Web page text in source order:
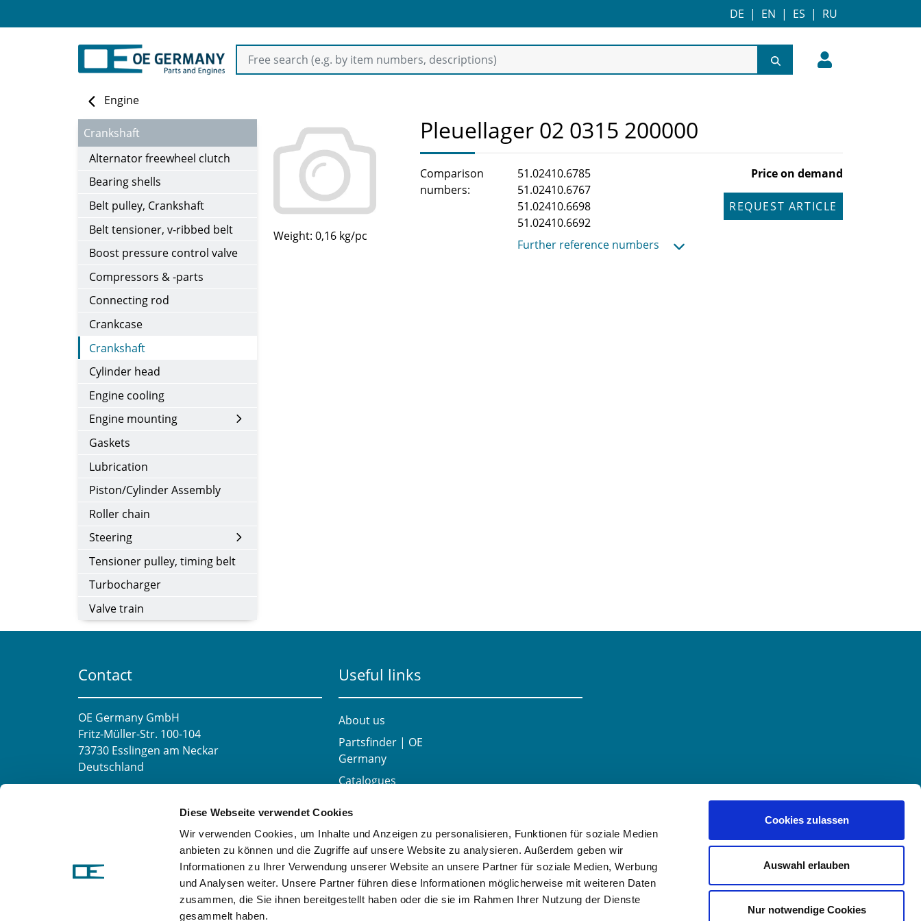
Diese Webseite verwendet Cookies
Wir verwenden Cookies, um Inhalte und Anzeigen zu personalisieren, Funktionen für soziale Medien
anbieten zu können und die Zugriffe auf unsere Website zu analysieren. Außerdem geben wir
Informationen zu Ihrer Verwendung unserer Website an unsere Partner für soziale Medien, Werbung
und Analysen weiter. Unsere Partner führen diese Informationen möglicherweise mit weiteren Daten
zusammen, die Sie ihnen bereitgestellt haben oder die sie im Rahmen Ihrer Nutzung der Dienste
gesammelt haben.
Cookies zulassen
Auswahl erlauben
Nur notwendige Cookies
DE | EN | ES | RU
Engine
Crankshaft
Alternator freewheel clutch
Bearing shells
Belt pulley, Crankshaft
Belt tensioner, v-ribbed belt
Boost pressure control valve
Compressors & -parts
Connecting rod
Crankcase
Crankshaft
Cylinder head
Engine cooling
Engine mounting
Gaskets
Lubrication
Piston/Cylinder Assembly
Roller chain
Steering
Tensioner pulley, timing belt
Turbocharger
Valve train
Weight: 0,16 kg/pc
Pleuellager 02 0315 200000
Price on demand
REQUEST ARTICLE
Comparison
numbers:
51.02410.6785
51.02410.6767
51.02410.6698
51.02410.6692
Further reference numbers
Contact
OE Germany GmbH
Fritz-Müller-Str. 100-104​
73730 Esslingen am Neckar​
Deutschland
Mo-Fr 8:00-16:00 Uhr
+49 711 6276980
Fax:+49 711 62769851
Useful links
About us
Partsfinder | OE
Germany
Catalogues